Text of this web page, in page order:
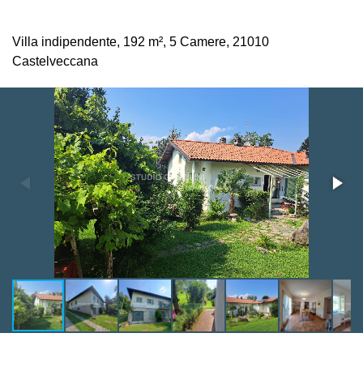
Villa indipendente, 192 m², 5 Camere, 21010
Castelveccana